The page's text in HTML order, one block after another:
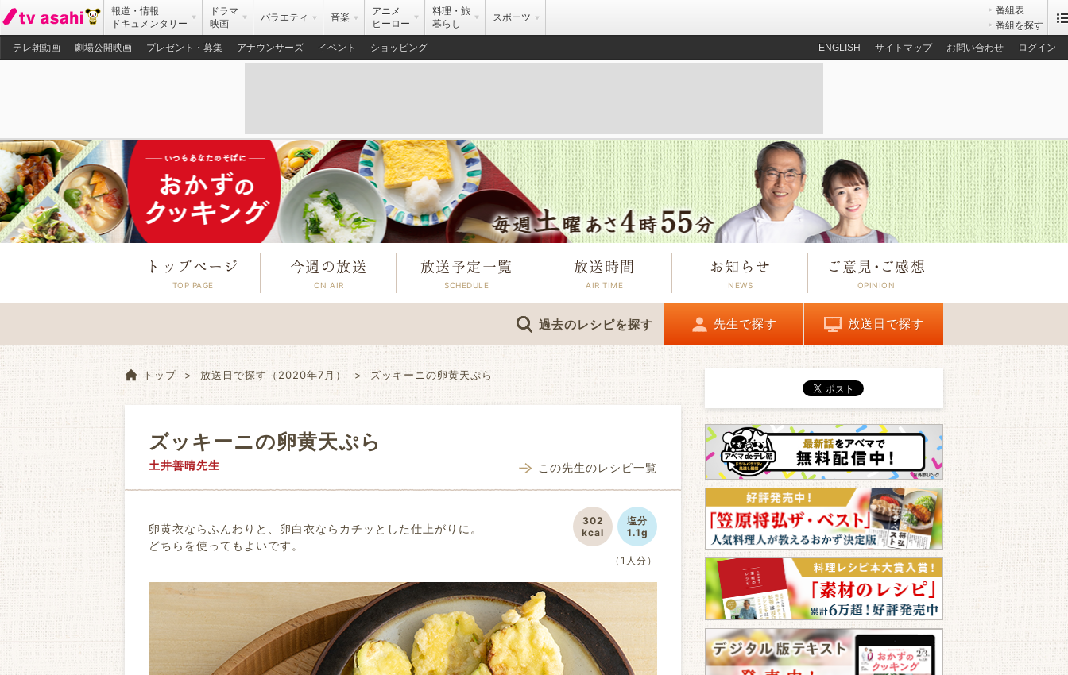
報道・情報
ドキュメンタリー
ドラマ
映画
バラエティ 音楽
アニメ
ヒーロー
料理・旅
暮らし
スポーツ
番組表
番組を探す
テレ朝動画
劇場公開映画 プレゼント・募集 アナウンサーズ イベント ショッピング ENGLISH サイトマップ お問い合わせ ログイン
トップページ 今週の放送 放送予定一覧 放送時間 お知らせ ご意見・ご感想
過去のレシピを探す 先生で探す 放送日で探す
トップ 放送日で探す（2020年7月） ズッキーニの卵黄天ぷら
ズッキーニの卵黄天ぷら
土井善晴先生 この先生のレシピ一覧
卵黄衣ならふんわりと、卵白衣ならカチッとした仕上がりに。
どちらを使ってもよいです。
302
kcal
塩分
1.1g
（1人分）